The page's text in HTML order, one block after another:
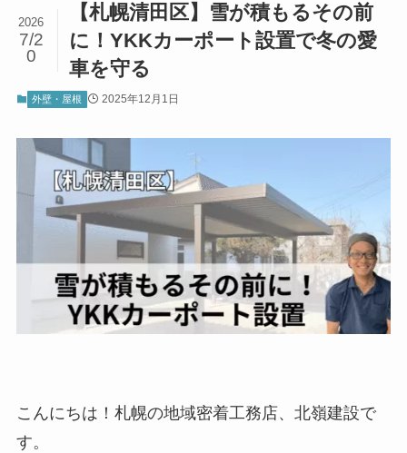
【札幌清田区】雪が積もるその前
に！YKKカーポート設置で冬の愛
車を守る
2026
7/2
0
外壁・屋根 2025年12月1日
こんにちは！札幌の地域密着工務店、北嶺建設で
す。